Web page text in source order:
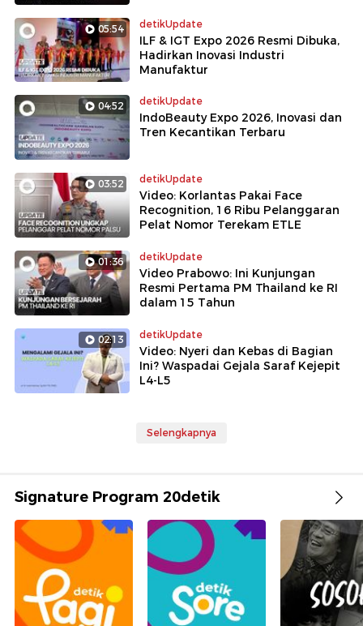
05:54 detikUpdate
ILF & IGT Expo 2026 Resmi Dibuka,
Hadirkan Inovasi Industri
Manufaktur
04:52 detikUpdate
IndoBeauty Expo 2026, Inovasi dan
Tren Kecantikan Terbaru
03:52 detikUpdate
Video: Korlantas Pakai Face
Recognition, 16 Ribu Pelanggaran
Pelat Nomor Terekam ETLE
01:36 detikUpdate
Video Prabowo: Ini Kunjungan
Resmi Pertama PM Thailand ke RI
dalam 15 Tahun
02:13 detikUpdate
Video: Nyeri dan Kebas di Bagian
Ini? Waspadai Gejala Saraf Kejepit
L4-L5
Selengkapnya
Signature Program 20detik